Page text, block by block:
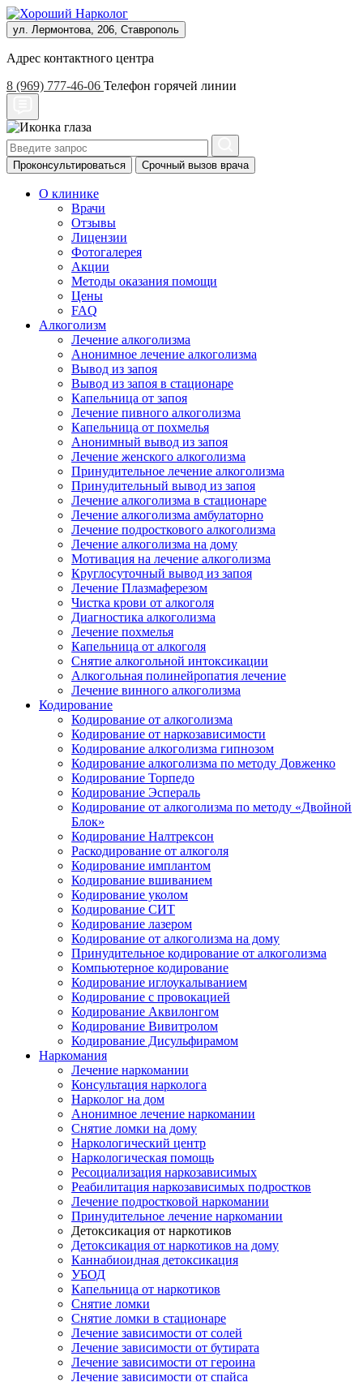
ул. Лермонтова, 206, Ставрополь
Адрес контактного центра
8 (969) 777-46-06 Телефон горячей линии
Проконсультироваться Срочный вызов врача
О клинике
Врачи
Отзывы
Лицензии
Фотогалерея
Акции
Методы оказания помощи
Цены
FAQ
Алкоголизм
Лечение алкоголизма
Анонимное лечение алкоголизма
Вывод из запоя
Вывод из запоя в стационаре
Капельница от запоя
Лечение пивного алкоголизма
Капельница от похмелья
Анонимный вывод из запоя
Лечение женского алкоголизма
Принудительное лечение алкоголизма
Принудительный вывод из запоя
Лечение алкоголизма в стационаре
Лечение алкоголизма амбулаторно
Лечение подросткового алкоголизма
Лечение алкоголизма на дому
Мотивация на лечение алкоголизма
Круглосуточный вывод из запоя
Лечение Плазмаферезом
Чистка крови от алкоголя
Диагностика алкоголизма
Лечение похмелья
Капельница от алкоголя
Снятие алкогольной интоксикации
Алкогольная полинейропатия лечение
Лечение винного алкоголизма
Кодирование
Кодирование от алкоголизма
Кодирование от наркозависимости
Кодирование алкоголизма гипнозом
Кодирование алкоголизма по методу Довженко
Кодирование Торпедо
Кодирование Эспераль
Кодирование от алкоголизма по методу «Двойной
Блок»
Кодирование Налтрексон
Раскодирование от алкоголя
Кодирование имплантом
Кодирование вшиванием
Кодирование уколом
Кодирование СИТ
Кодирование лазером
Кодирование от алкоголизма на дому
Принудительное кодирование от алкоголизма
Компьютерное кодирование
Кодирование иглоукалыванием
Кодирование с провокацией
Кодирование Аквилонгом
Кодирование Вивитролом
Кодирование Дисульфирамом
Наркомания
Лечение наркомании
Консультация нарколога
Нарколог на дом
Анонимное лечение наркомании
Снятие ломки на дому
Наркологический центр
Наркологическая помощь
Ресоциализация наркозависимых
Реабилитация наркозависимых подростков
Лечение подростковой наркомании
Принудительное лечение наркомании
Детоксикация от наркотиков
Детоксикация от наркотиков на дому
Каннабиоидная детоксикация
УБОД
Капельница от наркотиков
Снятие ломки
Снятие ломки в стационаре
Лечение зависимости от солей
Лечение зависимости от бутирата
Лечение зависимости от героина
Лечение зависимости от спайса